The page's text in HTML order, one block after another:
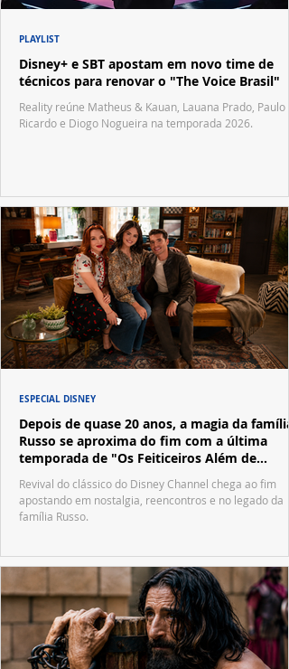
Disney+ e SBT apostam em novo time de
técnicos para renovar o "The Voice Brasil"
Reality reúne Matheus & Kauan, Lauana Prado, Paulo
Ricardo e Diogo Nogueira na temporada 2026.
PLAYLIST
Depois de quase 20 anos, a magia da família
Russo se aproxima do fim com a última
temporada de "Os Feiticeiros Além de
Waverly Place"
Revival do clássico do Disney Channel chega ao fim
apostando em nostalgia, reencontros e no legado da
família Russo.
ESPECIAL DISNEY